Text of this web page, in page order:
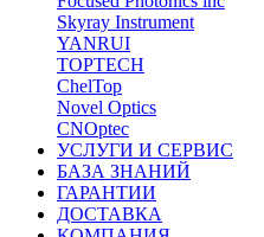
Skyray Instrument
YANRUI
TOPTECH
ChelTop
Novel Optics
CNOptec
УСЛУГИ И СЕРВИС
БАЗА ЗНАНИЙ
ГАРАНТИИ
ДОСТАВКА